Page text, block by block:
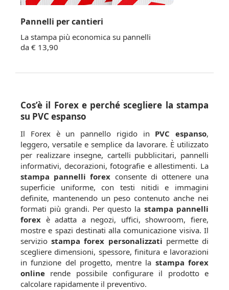
Pannelli per cantieri
La stampa più economica su pannelli
da € 13,90
Cos’è il Forex e perché scegliere la stampa
su PVC espanso
Il Forex è un pannello rigido in PVC espanso,
leggero, versatile e semplice da lavorare. È utilizzato
per realizzare insegne, cartelli pubblicitari, pannelli
informativi, decorazioni, fotografie e allestimenti. La
stampa pannelli forex consente di ottenere una
superficie uniforme, con testi nitidi e immagini
definite, mantenendo un peso contenuto anche nei
formati più grandi. Per questo la stampa pannelli
forex è adatta a negozi, uffici, showroom, fiere,
mostre e spazi destinati alla comunicazione visiva. Il
serviziostampa forex personalizzati permette di
scegliere dimensioni, spessore, finitura e lavorazioni
in funzione del progetto, mentre la stampa forex
online rende possibile configurare il prodotto e
calcolare rapidamente il preventivo.